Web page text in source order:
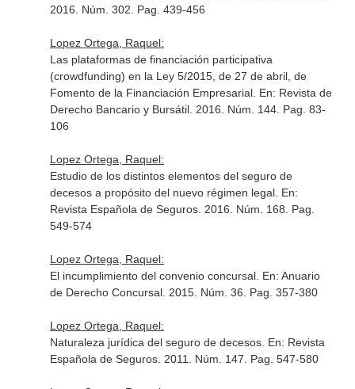
2016. Núm. 302. Pag. 439-456
Lopez Ortega, Raquel:
Las plataformas de financiación participativa
(crowdfunding) en la Ley 5/2015, de 27 de abril, de
Fomento de la Financiación Empresarial. En: Revista de
Derecho Bancario y Bursátil. 2016. Núm. 144. Pag. 83-
106
Lopez Ortega, Raquel:
Estudio de los distintos elementos del seguro de
decesos a propósito del nuevo régimen legal. En:
Revista Española de Seguros. 2016. Núm. 168. Pag.
549-574
Lopez Ortega, Raquel:
El incumplimiento del convenio concursal. En: Anuario
de Derecho Concursal. 2015. Núm. 36. Pag. 357-380
Lopez Ortega, Raquel:
Naturaleza jurídica del seguro de decesos. En: Revista
Española de Seguros. 2011. Núm. 147. Pag. 547-580